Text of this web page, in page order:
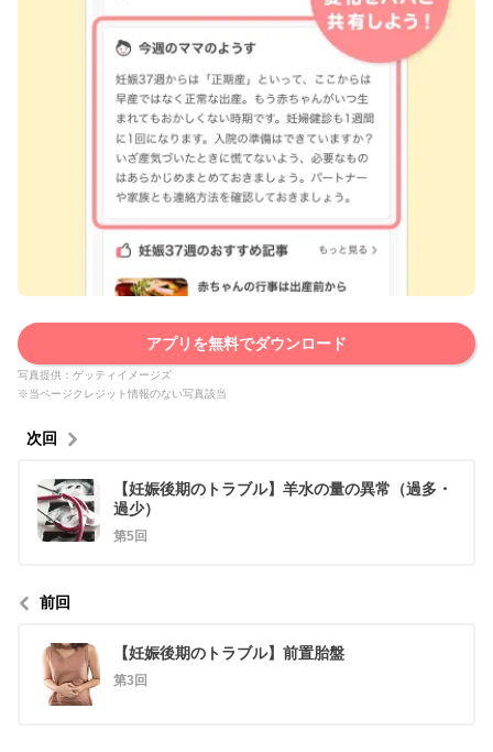
アプリを無料でダウンロード
写真提供：ゲッティイメージズ
※当ページクレジット情報のない写真該当
次回
【妊娠後期のトラブル】羊水の量の異常（過多・
過少）
第5回
前回
【妊娠後期のトラブル】前置胎盤
第3回